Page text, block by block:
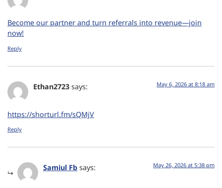
Become our partner and turn referrals into revenue—join
now!
Reply
Ethan2723 says: May 6, 2026 at 8:18 am
https://shorturl.fm/sQMjV
Reply
Samiul Fb says: May 26, 2026 at 5:38 pm